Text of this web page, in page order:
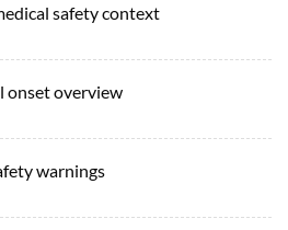
safety context
onset overview
warnings